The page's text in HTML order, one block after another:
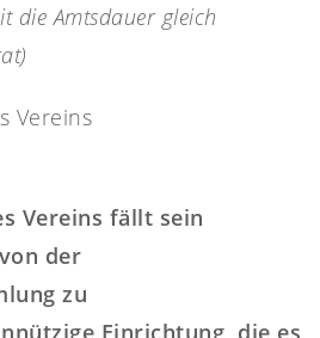
die Amtsdauer gleich
Vereins
Vereins fällt sein
der
zu
Einrichtung, die es